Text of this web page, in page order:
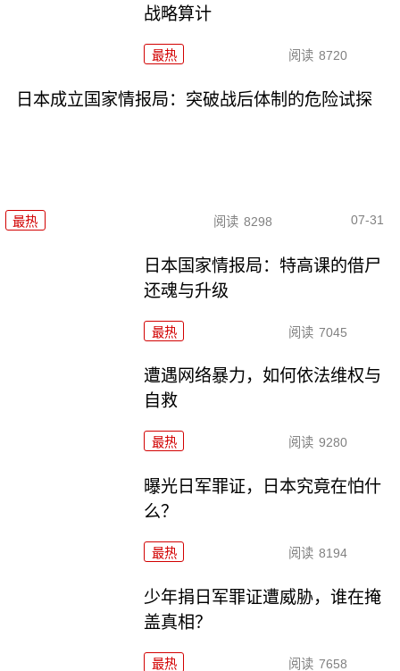
战略算计
最热 阅读 8720
日本成立国家情报局：突破战后体制的危险试探
最热 阅读 8298 07-31
日本国家情报局：特高课的借尸
还魂与升级
最热 阅读 7045
遭遇网络暴力，如何依法维权与
自救
最热 阅读 9280
曝光日军罪证，日本究竟在怕什
么？
最热 阅读 8194
少年捐日军罪证遭威胁，谁在掩
盖真相？
最热 阅读 7658